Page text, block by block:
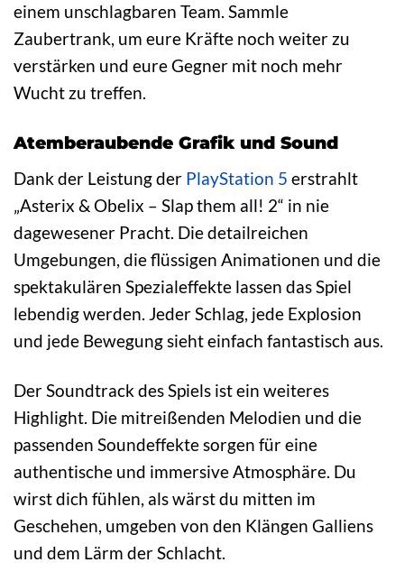
einem unschlagbaren Team. Sammle
Zaubertrank, um eure Kräfte noch weiter zu
verstärken und eure Gegner mit noch mehr
Wucht zu treffen.
Atemberaubende Grafik und Sound
Dank der Leistung der PlayStation 5 erstrahlt
„Asterix & Obelix – Slap them all! 2“ in nie
dagewesener Pracht. Die detailreichen
Umgebungen, die flüssigen Animationen und die
spektakulären Spezialeffekte lassen das Spiel
lebendig werden. Jeder Schlag, jede Explosion
und jede Bewegung sieht einfach fantastisch aus.
Der Soundtrack des Spiels ist ein weiteres
Highlight. Die mitreißenden Melodien und die
passenden Soundeffekte sorgen für eine
authentische und immersive Atmosphäre. Du
wirst dich fühlen, als wärst du mitten im
Geschehen, umgeben von den Klängen Galliens
und dem Lärm der Schlacht.